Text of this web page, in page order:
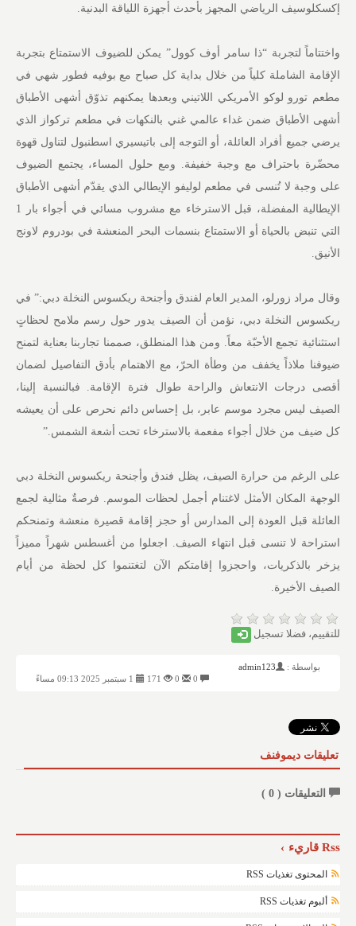
إكسكلوسيف الرياضي المجهز بأحدث أجهزة اللياقة البدنية.
واختتاماً لتجربة “ذا سامر أوف كوول” يمكن للضيوف الاستمتاع بتجربة
الإقامة الشاملة كلياً من خلال بداية كل صباح مع بوفيه فطور شهي في
مطعم تورو لوكو الأمريكي اللاتيني وبعدها يمكنهم تذوّق أشهى الأطباق
أشهى الأطباق ضمن غداء عالمي غني بالنكهات في مطعم تركواز الذي
يرضي جميع أفراد العائلة، أو التوجه إلى باتيسيري اسطنبول لتناول قهوة
محضّرة باحتراف مع وجبة خفيفة. ومع حلول المساء، يجتمع الضيوف
على وجبة لا تُنسى في مطعم لوليفو الإيطالي الذي يقدّم أشهى الأطباق
الإيطالية المفضلة، قبل الاسترخاء مع مشروب مسائي في أجواء بار 1
التي تنبض بالحياة أو الاستمتاع بنسمات البحر المنعشة في بودروم لاونج
الأنيق.
وقال مراد زورلو، المدير العام لفندق وأجنحة ريكسوس النخلة دبي:” في
ريكسوس النخلة دبي، نؤمن أن الصيف يدور حول رسم ملامح لحظاتٍ
استثنائية تجمع الأحبّة معاً. ومن هذا المنطلق، صممنا تجاربنا بعناية لتمنح
ضيوفنا ملاذاً يخفف من وطأة الحرّ، مع الاهتمام بأدق التفاصيل لضمان
أقصى درجات الانتعاش والراحة طوال فترة الإقامة. فبالنسبة إلينا،
الصيف ليس مجرد موسم عابر، بل إحساس دائم نحرص على أن يعيشه
كل ضيف من خلال أجواء مفعمة بالاسترخاء تحت أشعة الشمس.”
على الرغم من حرارة الصيف، يظل فندق وأجنحة ريكسوس النخلة دبي
الوجهة المكان الأمثل لاغتنام أجمل لحظات الموسم. فرصةٌ مثالية لجمع
العائلة قبل العودة إلى المدارس أو حجز إقامة قصيرة منعشة وتمنحكم
استراحة لا تنسى قبل انتهاء الصيف. اجعلوا من أغسطس شهراً مميزاً
يزخر بالذكريات، واحجزوا إقامتكم الآن لتغتنموا كل لحظة من أيام
الصيف الأخيرة.
للتقييم، فضلا تسجيل
بواسطة :
admin123
171
تعليقات ديموفنف
التعليقات ( 0
)
Rss قاريء
المحتوى تغذيات RSS
ألبوم تغذيات RSS